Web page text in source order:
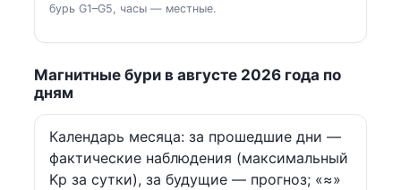
бурь G1–G5, часы — местные.
Магнитные бури в августе 2026 года по
дням
Календарь месяца: за прошедшие дни —
фактические наблюдения (максимальный
Kp за сутки), за будущие — прогноз; «≈»